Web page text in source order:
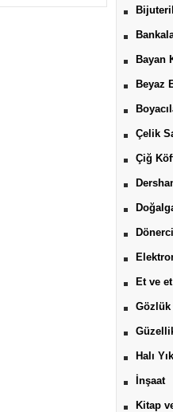
Bayan
Beyaz
Çelik
Çiğ
Et ve
Halı
İnşaat
Kitap